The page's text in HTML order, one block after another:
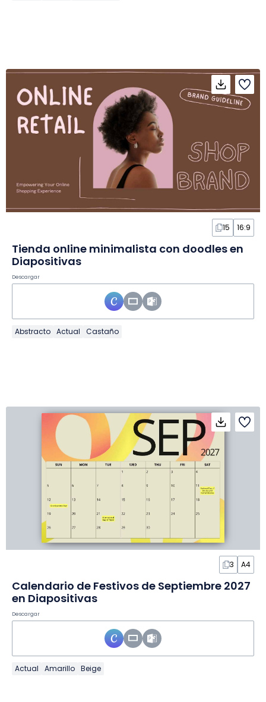
15 16:9
Tienda online minimalista con doodles en
Diapositivas
Descargar
Abstracto Actual Castaño
3 A4
Calendario de Festivos de Septiembre 2027
en Diapositivas
Descargar
Actual Amarillo Beige